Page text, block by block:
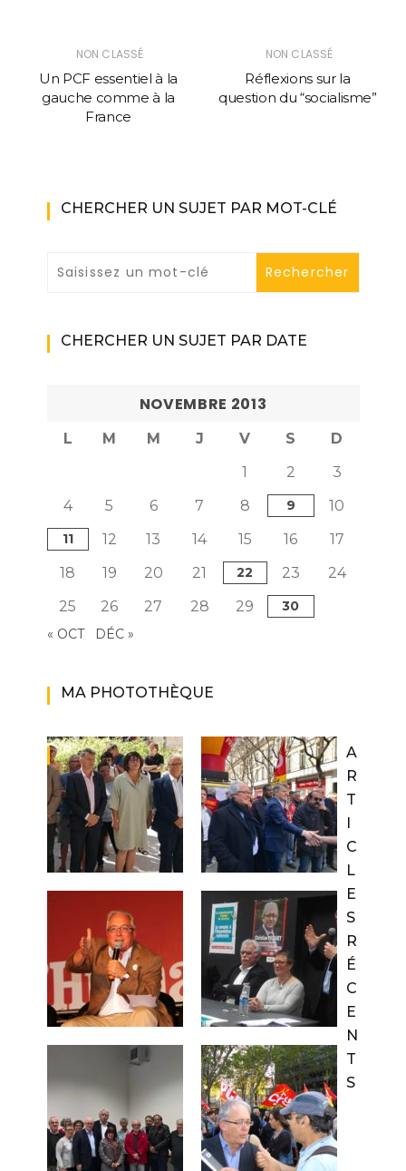
NON CLASSÉ
Un PCF essentiel à la
gauche comme à la
France
NON CLASSÉ
Réflexions sur la
question du “socialisme”
CHERCHER UN SUJET PAR MOT-CLÉ
CHERCHER UN SUJET PAR DATE
NOVEMBRE 2013
L M M J V S
D
1
2
3
4
5 6 7 8 9 10
11 12 13 14 15 16
17
18
19 20 21 22 23
24
25
26 27 28 29
30
« OCT
DÉC »
MA PHOTOTHÈQUE
A
R
T
C
L
E
S
R
É
C
E
N
T
S